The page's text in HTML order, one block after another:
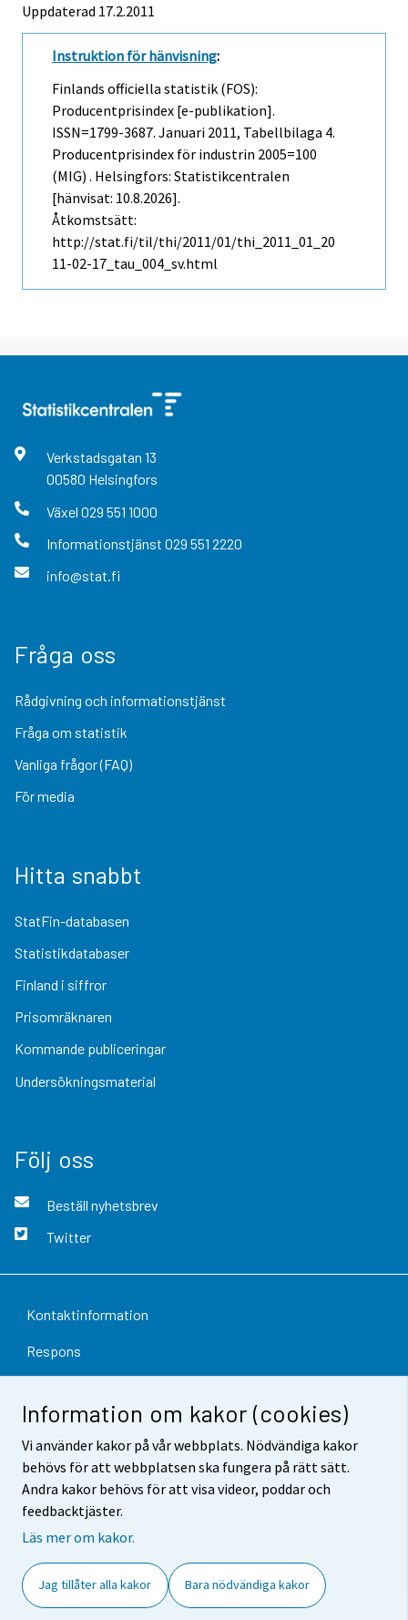
Information om kakor (cookies)
Vi använder kakor på vår webbplats. Nödvändiga kakor
behövs för att webbplatsen ska fungera på rätt sätt.
Andra kakor behövs för att visa videor, poddar och
feedbacktjäster.
Läs mer om kakor.
Jag tillåter alla kakor Bara nödvändiga kakor
Uppdaterad 17.2.2011
Instruktion för hänvisning:
Finlands officiella statistik (FOS):
Producentprisindex [e-publikation].
ISSN=1799-3687. Januari 2011, Tabellbilaga 4.
Producentprisindex för industrin 2005=100
(MIG) . Helsingfors: Statistikcentralen
[hänvisat: 10.8.2026].
Åtkomstsätt:
http://stat.fi/til/thi/2011/01/thi_2011_01_20
11-02-17_tau_004_sv.html
Verkstadsgatan 13
00580 Helsingfors
Växel 029 551 1000
Informationstjänst 029 551 2220
info@stat.fi
Fråga oss
Rådgivning och informationstjänst
Fråga om statistik
Vanliga frågor (FAQ)
För media
Hitta snabbt
StatFin-databasen
Statistikdatabaser
Finland i siffror
Prisomräknaren
Kommande publiceringar
Undersökningsmaterial
Följ oss
Beställ nyhetsbrev
Twitter
Kontaktinformation
Respons
Dataskydd
Tillgänglighet
Information om webbplatsen
Cookie-inställningar